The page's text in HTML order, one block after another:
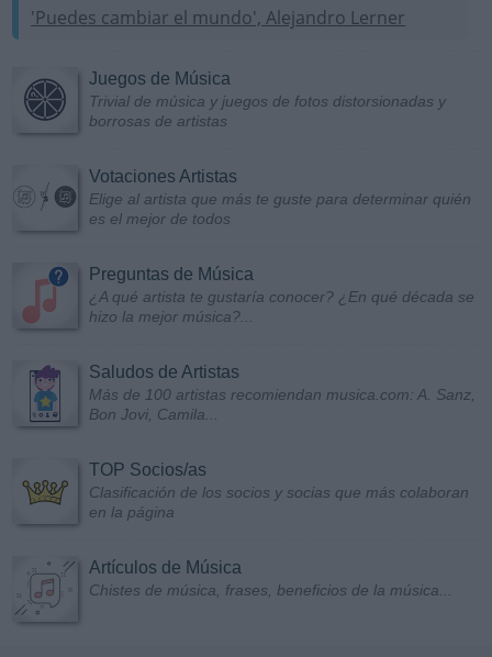
'Puedes cambiar el mundo', Alejandro Lerner
Juegos de Música
Trivial de música y juegos de fotos distorsionadas y
borrosas de artistas
Votaciones Artistas
Elige al artista que más te guste para determinar quién
es el mejor de todos
Preguntas de Música
¿A qué artista te gustaría conocer? ¿En qué década se
hizo la mejor música?...
Saludos de Artistas
Más de 100 artistas recomiendan musica.com: A. Sanz,
Bon Jovi, Camila...
TOP Socios/as
Clasificación de los socios y socias que más colaboran
en la página
Artículos de Música
Chistes de música, frases, beneficios de la música...